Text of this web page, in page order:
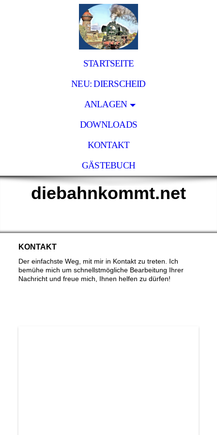
STARTSEITE
NEU: DIERSCHEID
ANLAGEN
DOWNLOADS
KONTAKT
GÄSTEBUCH
diebahnkommt.net
KONTAKT
Der einfachste Weg, mit mir in Kontakt zu treten. Ich
bemühe mich um schnellstmögliche Bearbeitung Ihrer
Nachricht und freue mich, Ihnen helfen zu dürfen!